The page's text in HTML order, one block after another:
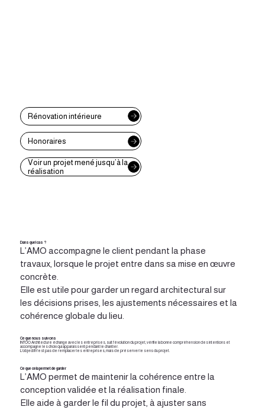
Rénovation intérieure
Honoraires
Voir un projet mené jusqu’à la
réalisation
Dans quel cas ?
L’AMO accompagne le client pendant la phase
travaux, lorsque le projet entre dans sa mise en œuvre
concrète.
Elle est utile pour garder un regard architectural sur
les décisions prises, les ajustements nécessaires et la
cohérence globale du lieu.
Ce que nous suivons
INTOO Architecture échange avec les entreprises, suit l’évolution du projet, vérifie la bonne compréhension des intentions et
accompagne les choix qui apparaissent pendant le chantier.
L’objectif n’est pas de remplacer les entreprises, mais de préserver le sens du projet.
Ce que cela permet de garder
L’AMO permet de maintenir la cohérence entre la
conception validée et la réalisation finale.
Elle aide à garder le fil du projet, à ajuster sans